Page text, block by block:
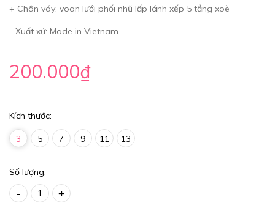
+ Chân váy: voan lưới phối nhũ lấp lánh xếp 5 tầng xoè
- Xuất xứ: Made in Vietnam
200.000₫
Kích thước:
3 5 7 9 11 13
Số lượng:
- +